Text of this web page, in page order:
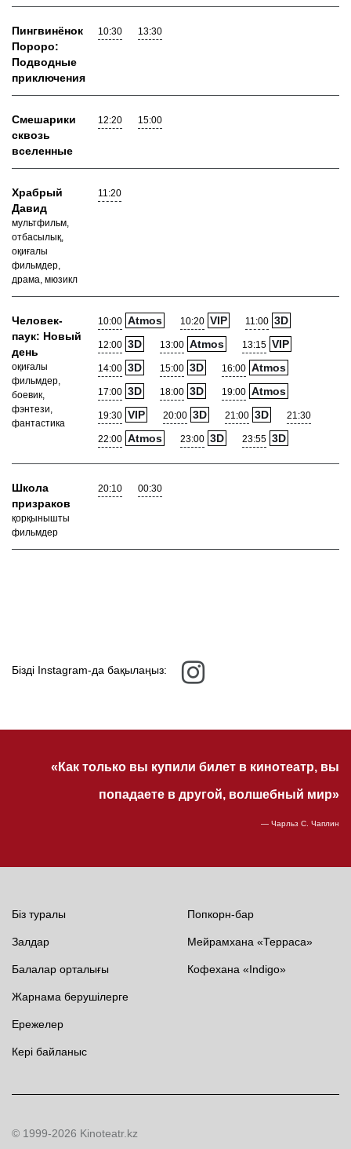
Пингвинёнок
Пороро:
Подводные
приключения
10:30 13:30
Смешарики
сквозь
вселенные
12:20 15:00
Храбрый
Давид
мультфильм,
отбасылық,
оқиғалы
фильмдер,
драма, мюзикл
11:20
Человек-
паук: Новый
день
оқиғалы
фильмдер,
боевик,
фэнтези,
фантастика
10:00 Atmos 10:20 VIP 11:00 3D
12:00 3D 13:00 Atmos 13:15 VIP
14:00 3D 15:00 3D 16:00 Atmos
17:00 3D 18:00 3D 19:00 Atmos
19:30 VIP 20:00 3D 21:00 3D 21:30
22:00 Atmos 23:00 3D 23:55 3D
Школа
призраков
қорқынышты
фильмдер
20:10 00:30
Бізді Instagram-да бақылаңыз:
«Как только вы купили билет в кинотеатр, вы
попадаете в другой, волшебный мир»
— Чарльз С. Чаплин
Біз туралы
Залдар
Балалар орталығы
Попкорн-бар
Мейрамхана «Терраса»
Кофехана «Indigo»
Жарнама берушілерге
Ережелер
Кері байланыс
© 1999-2026 Kinoteatr.kz